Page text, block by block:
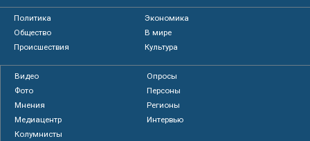
Политика
Экономика
Общество
В мире
Происшествия
Культура
Видео
Опросы
Фото
Персоны
Мнения
Регионы
Медиацентр
Интервью
Колумнисты